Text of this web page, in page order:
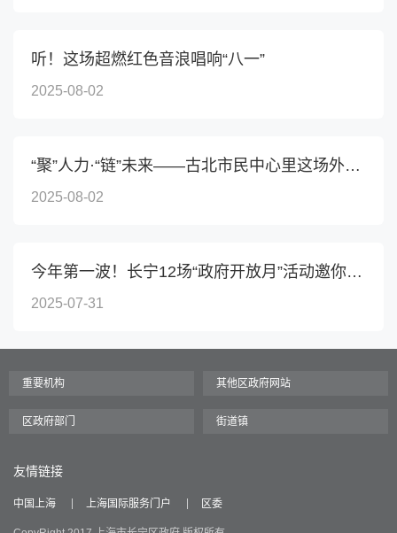
听！这场超燃红色音浪唱响“八一”
2025-08-02
“聚”人力·“链”未来——古北市民中心里这场外资外贸...
2025-08-02
今年第一波！长宁12场“政府开放月”活动邀你来参与→
2025-07-31
友情链接
中国上海 上海国际服务门户 区委